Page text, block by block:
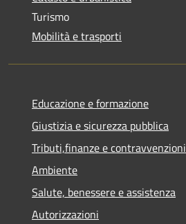
Turismo
Mobilità e trasporti
Educazione e formazione
Giustizia e sicurezza pubblica
Tributi,finanze e contravvenzioni
Ambiente
Salute, benessere e assistenza
Autorizzazioni